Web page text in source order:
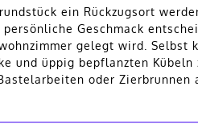
ein Rückzugsort
persönliche Geschmack
gelegt wird. Selbst
und üppig bepflanzten Kübeln
oder Zierbrunnen